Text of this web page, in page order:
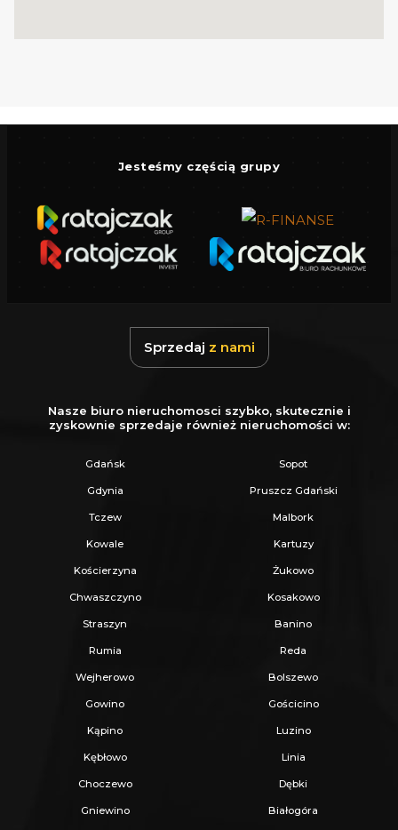
Jesteśmy częścią grupy
Sprzedaj z nami
Nasze biuro nieruchomosci szybko, skutecznie i
zyskownie sprzedaje również nieruchomości w:
Gdańsk Sopot
Gdynia Pruszcz Gdański
Tczew Malbork
Kowale Kartuzy
Kościerzyna Żukowo
Chwaszczyno Kosakowo
Straszyn Banino
Rumia Reda
Wejherowo Bolszewo
Gowino Gościcino
Kąpino Luzino
Kębłowo Linia
Choczewo Dębki
Gniewino Białogóra